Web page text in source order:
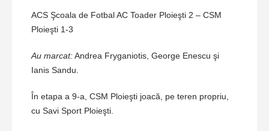
ACS Şcoala de Fotbal AC Toader Ploieşti 2 – CSM
Ploieşti 1-3
Au marcat:Andrea Fryganiotis, George Enescu şi
Ianis Sandu.
În etapa a 9-a, CSM Ploieşti joacă, pe teren propriu,
cu Savi Sport Ploieşti.